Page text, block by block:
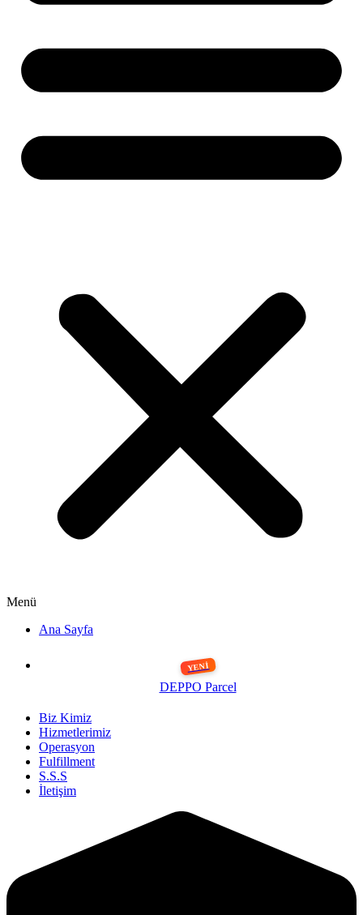
Menü
Ana Sayfa
DEPPO Parcel
Biz Kimiz
Hizmetlerimiz
Operasyon
Fulfillment
S.S.S
İletişim